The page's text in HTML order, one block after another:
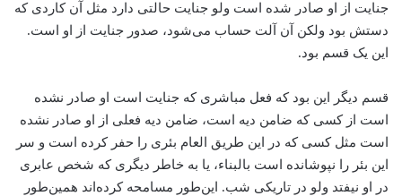
جنایت از او صادر شده است ولو جنایت حالتی دارد مثل آن کاردی که
دستش بود ولکن آن آلت حساب می‌شود، صدور جنایت از او است.
این یک قسم بود.
قسم دیگر این بود که فعل مباشری که جنایت است او صادر نشده
است از کسی که ضامن دیه است، ضامن دیه فعلی از او صادر نشده
است مثل کسی که در این طریق العام بئری را حفر کرده است و سر
این بئر را نپوشانده است بالبناء، یا به خاطر دیگری که شخص عابری
در او نیفتد ولو در تاریکی شب. این‌طور مسامحه کرده‌اند همین‌طور